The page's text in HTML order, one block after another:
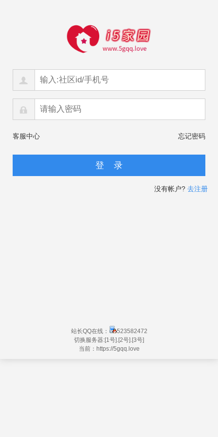
客服中心 忘记密码
没有帐户? 去注册
站长QQ在线：
523582472
切换服务器:[1号] [2号] [3号]
当前：https://5gqq.love